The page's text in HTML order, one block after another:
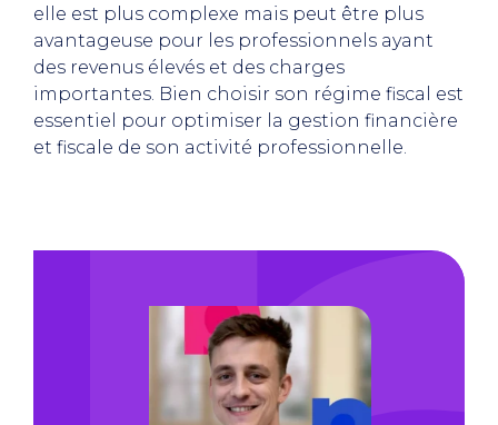
elle est plus complexe mais peut être plus
avantageuse pour les professionnels ayant
des revenus élevés et des charges
importantes. Bien choisir son régime fiscal est
essentiel pour optimiser la gestion financière
et fiscale de son activité professionnelle.